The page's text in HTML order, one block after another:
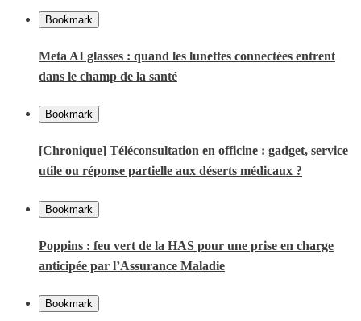
Bookmark
Meta AI glasses : quand les lunettes connectées entrent
dans le champ de la santé
Bookmark
[Chronique] Téléconsultation en officine : gadget, service
utile ou réponse partielle aux déserts médicaux ?
Bookmark
Poppins : feu vert de la HAS pour une prise en charge
anticipée par l’Assurance Maladie
Bookmark